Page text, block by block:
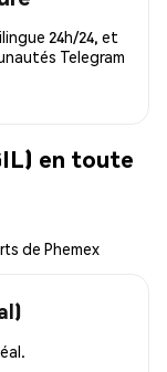
24h/24, et
Telegram
en toute
de Phemex